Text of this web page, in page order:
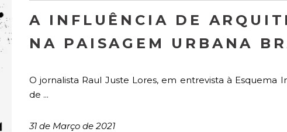
A INFLUÊNCIA DE
NA PAISAGEM URBANA
O jornalista Raul Juste Lores, em entrevista à Esquema
de ...
31 de Março de 2021